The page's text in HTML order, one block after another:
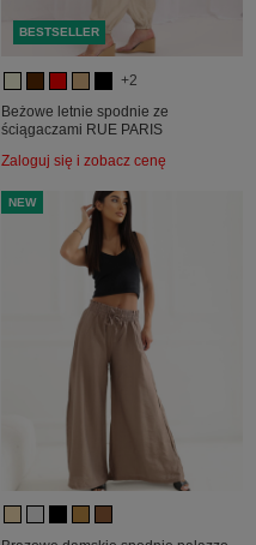
BESTSELLER
+2
Beżowe letnie spodnie ze
ściągaczami RUE PARIS
Zaloguj się i zobacz cenę
NEW